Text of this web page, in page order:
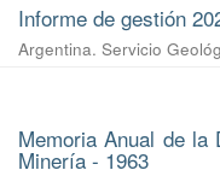
Informe de gestión
Argentina. Servicio
Memoria Anual de la
Minería - 1963